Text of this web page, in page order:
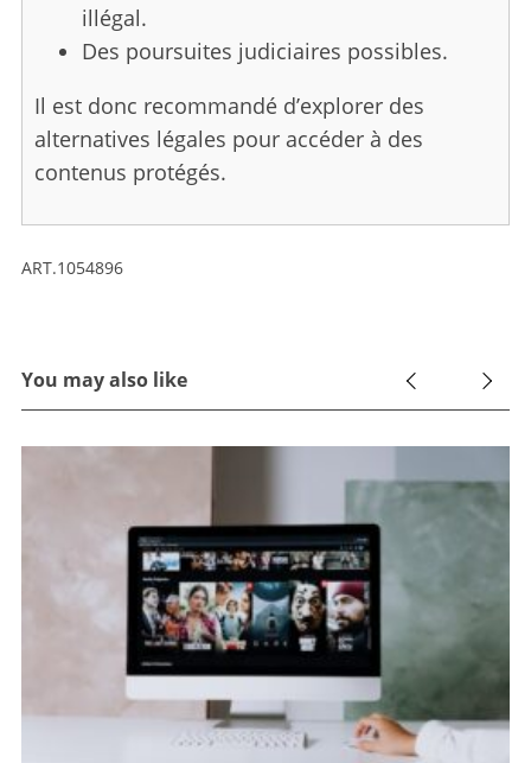
illégal.
Des poursuites judiciaires possibles.
Il est donc recommandé d’explorer des
alternatives légales pour accéder à des
contenus protégés.
ART.1054896
You may also like